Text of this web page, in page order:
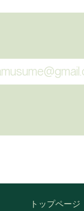
トップページ